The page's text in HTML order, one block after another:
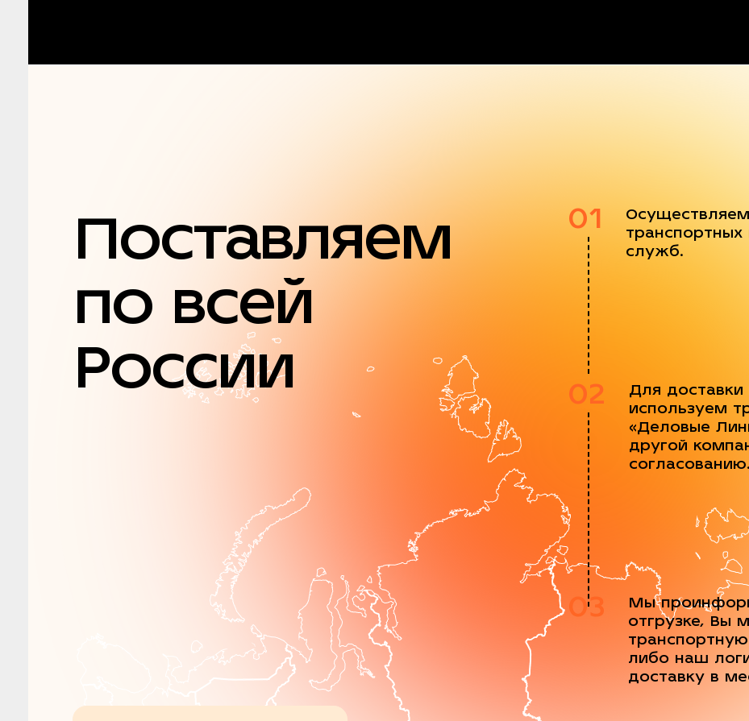
Поставляем
по всей
России
01
транспортных
служб.
02
Для
используем
«Деловые
другой
согласованию.
03
Мы
отгрузке, Вы
либо наш
доставку в